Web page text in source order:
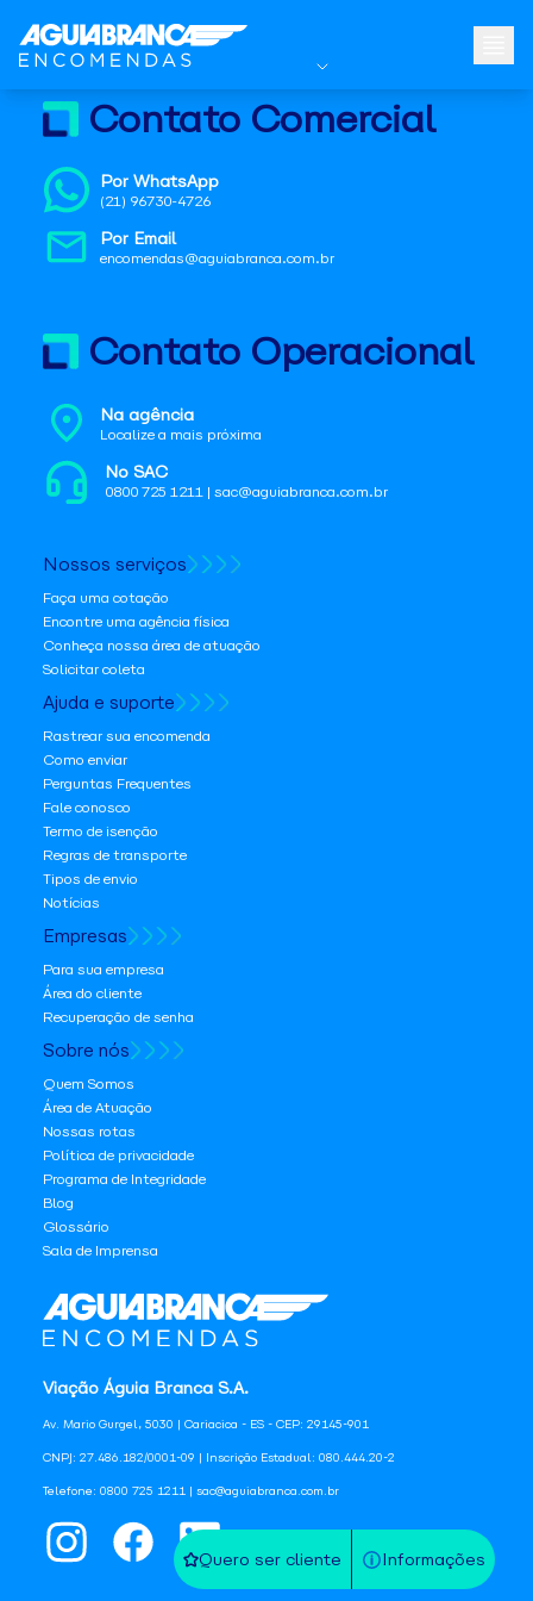
Quero ser cliente Informações
Viação Águia Branca S.A.
Av. Mario Gurgel, 5030 | Cariacica - ES - CEP: 29145-901
CNPJ: 27.486.182/0001-09 | Inscrição Estadual: 080.444.20-2
Telefone: 0800 725 1211 | sac@aguiabranca.com.br
Contato Comercial
Por WhatsApp
(21) 96730-4726
Por Email
encomendas@aguiabranca.com.br
Contato Operacional
Na agência
Localize a mais próxima
No SAC
0800 725 1211 | sac@aguiabranca.com.br
Nossos serviços
Faça uma cotação
Encontre uma agência física
Conheça nossa área de atuação
Solicitar coleta
Ajuda e suporte
Rastrear sua encomenda
Como enviar
Perguntas Frequentes
Fale conosco
Termo de isenção
Regras de transporte
Tipos de envio
Notícias
Empresas
Para sua empresa
Área do cliente
Recuperação de senha
Sobre nós
Quem Somos
Área de Atuação
Nossas rotas
Política de privacidade
Programa de Integridade
Blog
Glossário
Sala de Imprensa